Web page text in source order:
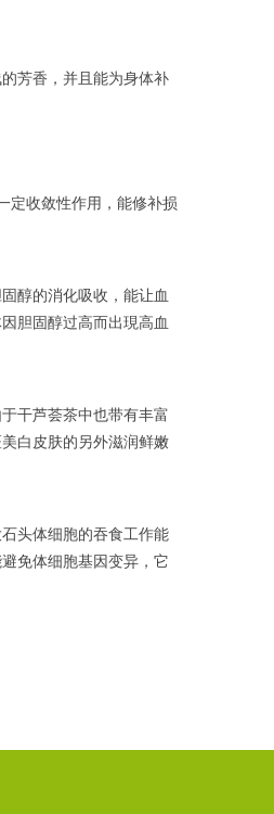
芳香，并且能为身体补
定收敛性作用，能修补损
醇的消化吸收，能让血
胆固醇过高而出現高血
干芦荟茶中也带有丰富
白皮肤的另外滋润鲜嫩
头体细胞的吞食工作能
免体细胞基因变异，它